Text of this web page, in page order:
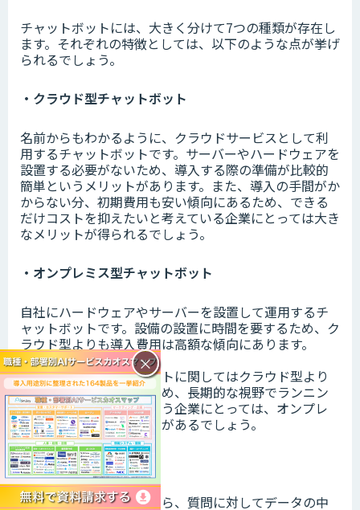
チャットボットには、大きく分けて7つの種類が存在し
ます。それぞれの特徴としては、以下のような点が挙げ
られるでしょう。
・クラウド型チャットボット
名前からもわかるように、クラウドサービスとして利
用するチャットボットです。サーバーやハードウェアを
設置する必要がないため、導入する際の準備が比較的
簡単というメリットがあります。また、導入の手間がか
からない分、初期費用も安い傾向にあるため、できる
だけコストを抑えたいと考えている企業にとっては大き
なメリットが得られるでしょう。
・オンプレミス型チャットボット
自社にハードウェアやサーバーを設置して運用するチ
ャットボットです。設備の設置に時間を要するため、ク
ラウド型よりも導入費用は高額な傾向にあります。
ただし、ランニングコストに関してはクラウド型より
も安く済む傾向にあるため、長期的な視野でランニン
グコストを抑えたいという企業にとっては、オンプレ
ミス型に多くのメリットがあるでしょう。
・ログ型チャットボット
会話データを蓄積しながら、質問に対してデータの中
×